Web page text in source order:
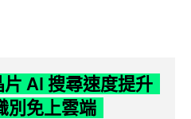
AI 搜尋速度提升
別免上雲端